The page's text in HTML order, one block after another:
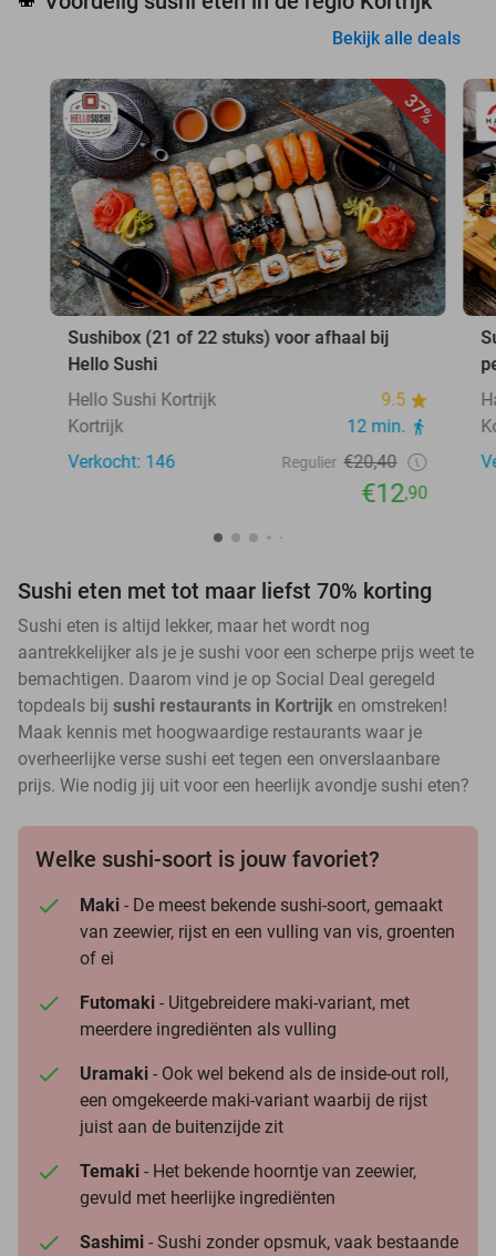
Bekijk alle deals
37%
Sushibox (21 of 22 stuks) voor afhaal bij
Hello Sushi
Hello Sushi Kortrijk
9.5
Kortrijk
12 min.
Verkocht: 146
Regulier €20,40
€12,90
Sushi eten met tot maar liefst 70% korting
Sushi eten is altijd lekker, maar het wordt nog
aantrekkelijker als je je sushi voor een scherpe prijs weet te
bemachtigen. Daarom vind je op Social Deal geregeld
topdeals bij sushi restaurants in Kortrijk en omstreken!
Maak kennis met hoogwaardige restaurants waar je
overheerlijke verse sushi eet tegen een onverslaanbare
prijs. Wie nodig jij uit voor een heerlijk avondje sushi eten?
Welke sushi-soort is jouw favoriet?
Maki - De meest bekende sushi-soort, gemaakt
van zeewier, rijst en een vulling van vis, groenten
of ei
Futomaki - Uitgebreidere maki-variant, met
meerdere ingrediënten als vulling
Uramaki - Ook wel bekend als de inside-out roll,
een omgekeerde maki-variant waarbij de rijst
juist aan de buitenzijde zit
Temaki - Het bekende hoorntje van zeewier,
gevuld met heerlijke ingrediënten
Sashimi - Sushi zonder opsmuk, vaak bestaande